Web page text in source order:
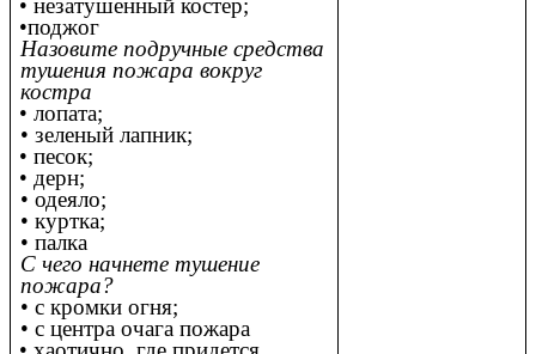
• незатушенный костер;
•поджог
Назовите подручные средства
тушения пожара вокруг
костра
• лопата;
• зеленый лапник;
• песок;
• дерн;
• одеяло;
• куртка;
• палка
С чего начнете тушение
пожара?
• с кромки огня;
• с центра очага пожара